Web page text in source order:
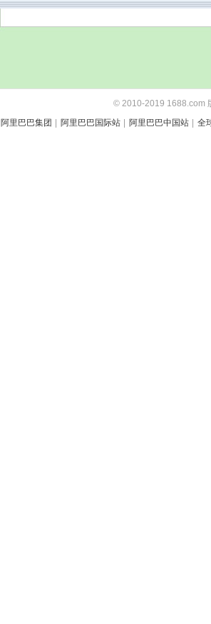
© 2010-2019 1688.com
阿里巴巴集团
阿里巴巴国际站 阿里巴巴中国站 全